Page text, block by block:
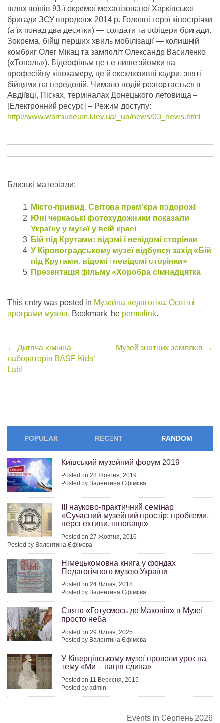
шлях воїнів 93-ї окремої механізованої Харківської
бригади ЗСУ впродовж 2014 р. Головні герої кінострічки
(а їх понад два десятки) — солдати та офіцери бригади.
Зокрема, бійці перших хвиль мобілізації — колишній
комбриг Олег Мікац та замполіт Олександр Василенко
(«Тополь»). Відеофільм це не лише зйомки на
професійну кінокамеру, це й ексклюзивні кадри, зняті
бійцями на передовій. Чимало подій розгортається в
Авдіївці, Пісках, терміналах Донецького летовища –
[Електронний ресурс] – Режим доступу:
http://www.warmuseum.kiev.ua/_ua/news/03_news.html
Близькі матеріали:
Місто-привид. Світова прем’єра подорожі
Юні черкаські фотохудожники показали
Україну у музеї у всій красі
Бій під Крутами: відомі і невідомі сторінки
У Кіровоградському музеї відбувся захід «Бій
під Крутами: відомі і невідомі сторінки»
Презентація фільму «Хоробра сімнадцятка
This entry was posted in Музейна педагогіка, Освітні
програми музеїв. Bookmark the permalink.
Post
navigation
← Дитяча хімічна
лабораторія BASF Kids’
Lab!
Музей знатних земляків →
POPULAR RECENT RANDOM
Київський музейний форум 2019
Posted on 28 Жовтня, 2019
Posted by Валентина Єфімова
ІІІ науково-практичний семінар
«Сучасний музейний простір: проблеми,
перспективи, інновації»
Posted on 27 Жовтня, 2016
Posted by Валентина Єфімова
Німецькомовна книга у фондах
Педагогічного музею України
Posted on 24 Липня, 2018
Posted by Валентина Єфімова
Свято «Готуємось до Маковія» в Музеї
просто неба
Posted on 29 Липня, 2025
Posted by Валентина Єфімова
У Ківерцівському музеї провели урок на
тему «Ми – нація єдина»
Posted on 11 Вересня, 2015
Posted by admin
Events in Серпень 2026